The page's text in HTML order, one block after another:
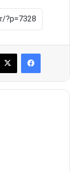
فیس بوک